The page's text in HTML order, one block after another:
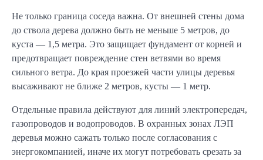
Не только граница соседа важна. От внешней стены дома
до ствола дерева должно быть не меньше 5 метров, до
куста — 1,5 метра. Это защищает фундамент от корней и
предотвращает повреждение стен ветвями во время
сильного ветра. До края проезжей части улицы деревья
высаживают не ближе 2 метров, кусты — 1 метр.
Отдельные правила действуют для линий электропередач,
газопроводов и водопроводов. В охранных зонах ЛЭП
деревья можно сажать только после согласования с
энергокомпанией, иначе их могут потребовать срезать за